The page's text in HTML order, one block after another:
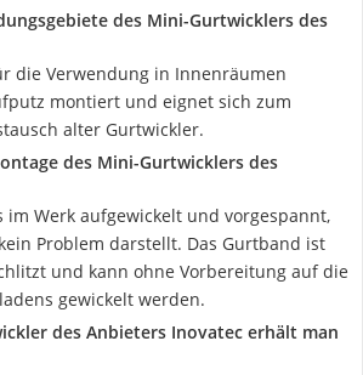
des Mini-Gurtwicklers des
die Verwendung in Innenräumen
montiert und eignet sich zum
alter Gurtwickler.
des Mini-Gurtwicklers des
Werk aufgewickelt und vorgespannt,
Problem darstellt. Das Gurtband ist
und kann ohne Vorbereitung auf die
gewickelt werden.
des Anbieters Inovatec erhält man